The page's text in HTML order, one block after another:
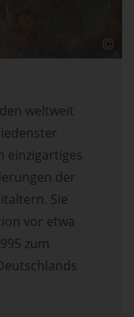
weltweit
einzigartiges
der
Sie
vor etwa
zum